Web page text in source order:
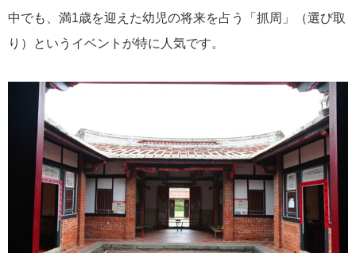
中でも、満1歳を迎えた幼児の将来を占う「抓周」（選び取
り）というイベントが特に人気です。